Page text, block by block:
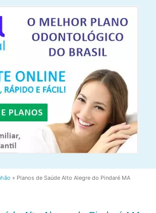
» Planos de Saúde Alto Alegre do Pindaré MA